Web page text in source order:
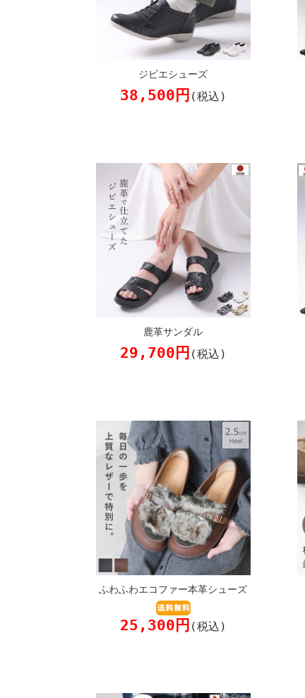
ジビエシューズ
38,500円 (税込)
鹿革サンダル
29,700円 (税込)
ふわふわエコファー本革シューズ
25,300円 (税込)